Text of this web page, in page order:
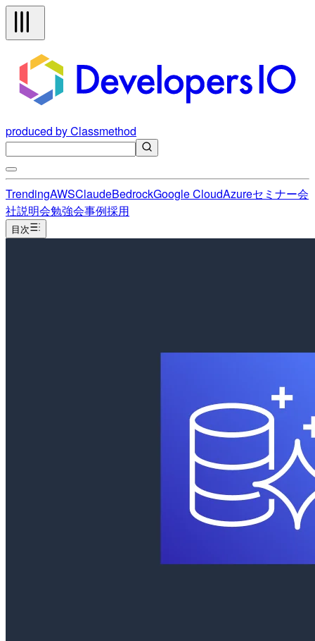
produced by Classmethod
TrendingAWSClaudeBedrockGoogle CloudAzureセミナー会
社説明会勉強会事例採用
目次